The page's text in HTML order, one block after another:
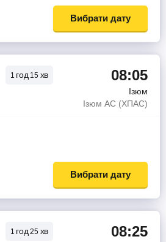
Вибрати дату
1 год15 хв 08:05
Ізюм
Ізюм АС (ХПАС)
Вибрати дату
1 год25 хв 08:25